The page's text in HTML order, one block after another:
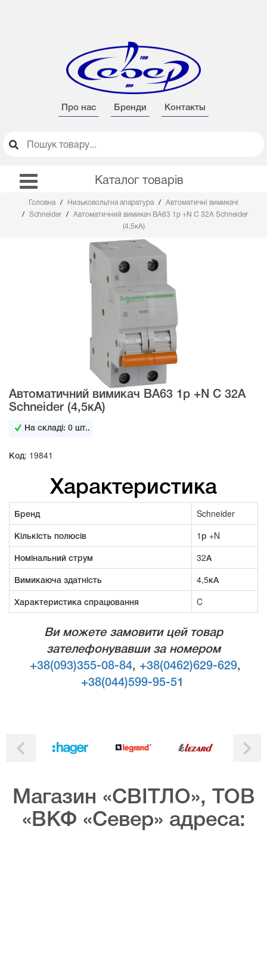
Про нас Бренди Контакты
Каталог товарів
Головна Низьковольтна апаратура
Автоматичні вимикачі
Schneider
Автоматичний вимикач BA63 1р +N C 32А Schneider
(4,5кА)
Автоматичний вимикач BA63 1р +N C 32А
Schneider (4,5кА)
На складі:0 шт..
Код: 19841
Характеристика
Бренд
Schneider
Кількість полюсів
1р +N
Номінальний струм
32А
Вимикаюча здатність
4,5кА
Характеристика спрацювання
C
Ви можете замовити цей товар
зателефонувавши за номером
+38(093)355-08-84, +38(0462)629-629,
+38(044)599-95-51
Магазин «СВІТЛО», ТОВ
«ВКФ «Север» адреса: